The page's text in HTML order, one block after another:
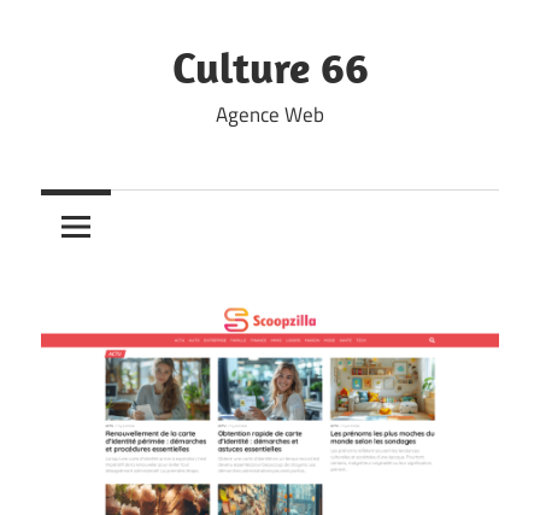
Culture 66
Agence Web